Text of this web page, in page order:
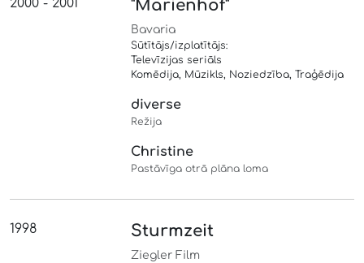
2000 - 2001 "Marienhof"
Bavaria
Sūtītājs/izplatītājs:
Televīzijas seriāls
Komēdija, Mūzikls, Noziedzība, Traģēdija
diverse
Režija
Christine
Pastāvīga otrā plāna loma
1998 Sturmzeit
Ziegler Film